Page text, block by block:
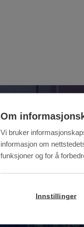
Om
Vi bruker
informasjon om
funksjoner og for å
Innstillinger